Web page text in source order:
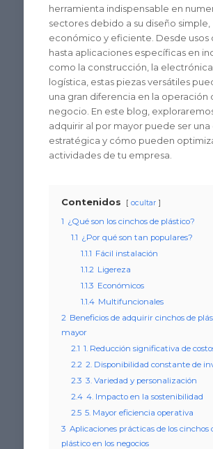
herramienta indispensable en
sectores debido a su diseño simple,
económico y eficiente. Desde usos
hasta aplicaciones específicas en
como la construcción, la electrónica
logística, estas piezas versátiles
una gran diferencia en la operación
negocio. En este blog,
adquirir al por mayor puede ser una
estratégica y cómo pueden
actividades de tu empresa.
Contenidos ocultar
1 ¿Qué son los cinchos de plástico?
1.1 ¿Por qué son tan populares?
1.1.1 Fácil instalación
1.1.2 Ligereza
1.1.3 Económicos
1.1.4 Multifuncionales
2 Beneficios de adquirir cinchos de
mayor
2.1 1. Reducción significativa de
2.2 2. Disponibilidad constante de
2.3 3. Variedad y personalización
2.4 4. Impacto en la sostenibilidad
2.5 5. Mayor eficiencia operativa
3 Aplicaciones prácticas de los cinchos
plástico en los negocios